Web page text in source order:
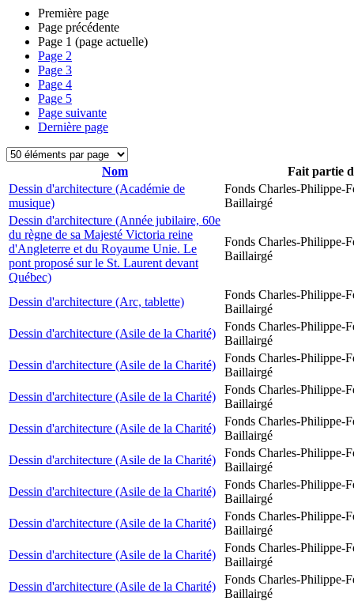
Première page
Page précédente
Page 1 (page actuelle)
Page 2
Page 3
Page 4
Page 5
Page suivante
Dernière page
Nom
Fait partie
Dessin d'architecture (Académie de
musique)
Fonds Charles-Philippe-
Baillairgé
Dessin d'architecture (Année jubilaire, 60e
du règne de sa Majesté Victoria reine
d'Angleterre et du Royaume Unie. Le
pont proposé sur le St. Laurent devant
Québec)
Fonds Charles-Philippe-
Baillairgé
Dessin d'architecture (Arc, tablette)
Fonds Charles-Philippe-
Baillairgé
Dessin d'architecture (Asile de la Charité)
Fonds Charles-Philippe-
Baillairgé
Dessin d'architecture (Asile de la Charité)
Fonds Charles-Philippe-
Baillairgé
Dessin d'architecture (Asile de la Charité)
Fonds Charles-Philippe-
Baillairgé
Dessin d'architecture (Asile de la Charité)
Fonds Charles-Philippe-
Baillairgé
Dessin d'architecture (Asile de la Charité)
Fonds Charles-Philippe-
Baillairgé
Dessin d'architecture (Asile de la Charité)
Fonds Charles-Philippe-
Baillairgé
Dessin d'architecture (Asile de la Charité)
Fonds Charles-Philippe-
Baillairgé
Dessin d'architecture (Asile de la Charité)
Fonds Charles-Philippe-
Baillairgé
Dessin d'architecture (Asile de la Charité)
Fonds Charles-Philippe-
Baillairgé